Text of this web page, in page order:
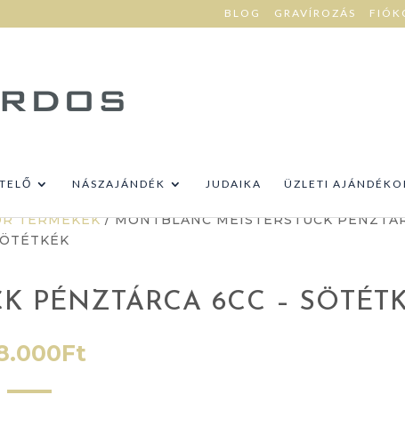
BLOG GRAVÍROZÁS
NÁSZAJÁNDÉK JUDAIKA ÜZLETI
TERMÉKEK/ MONTBLANC MEISTERSTÜCK
PÉNZTÁRCA 6CC –
Ft